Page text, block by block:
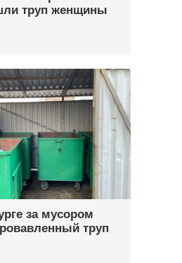
труп женщины
за мусором
труп